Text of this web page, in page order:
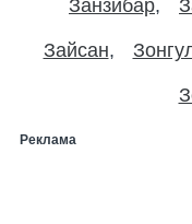
Занзибар
Зайсан
Реклама